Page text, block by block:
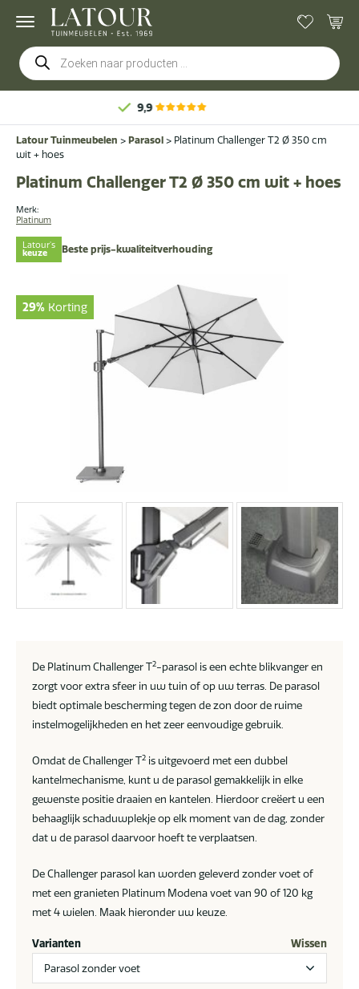
Producten
zoeken
Latour Tuinmeubelen > Parasol > Platinum Challenger T2 Ø 350 cm
wit + hoes
Merk:
Platinum
Platinum Challenger T2 Ø 350 cm wit + hoes
Latour's
keuze Beste prijs-kwaliteitverhouding
29% Korting
De Platinum Challenger T2-parasol is een echte blikvanger en
zorgt voor extra sfeer in uw tuin of op uw terras. De parasol
biedt optimale bescherming tegen de zon door de ruime
instelmogelijkheden en het zeer eenvoudige gebruik.
Omdat de Challenger T2 is uitgevoerd met een dubbel
kantelmechanisme, kunt u de parasol gemakkelijk in elke
gewenste positie draaien en kantelen. Hierdoor creëert u een
behaaglijk schaduwplekje op elk moment van de dag, zonder
dat u de parasol daarvoor hoeft te verplaatsen.
De Challenger parasol kan worden geleverd zonder voet of
met een granieten Platinum Modena voet van 90 of 120 kg
met 4 wielen. Maak hieronder uw keuze.
Varianten Wissen